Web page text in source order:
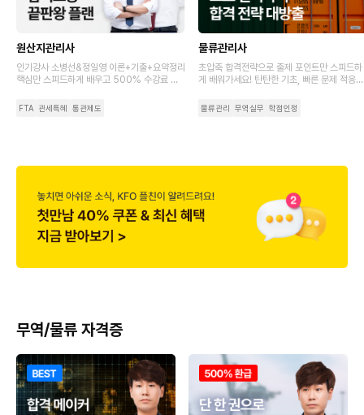
원산지관리사
인기강사 소병선&정일영 이론+기출+요약정리
핵심만 스피드하게 배우고 500% 수강료 환
FTA 관세특혜 통관제도
물류관리사
초압축 합격전략으로 출제 포인트만 스피드하
게 배워가세요! 탄탄한 기초, 빠른 문제 적응력
물류관리 무역실무 학점인정
무역/물류 자격증